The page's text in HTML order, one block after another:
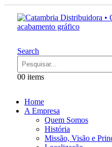
Search
00 items
Home
A Empresa
Quem Somos
História
Missão, Visão e